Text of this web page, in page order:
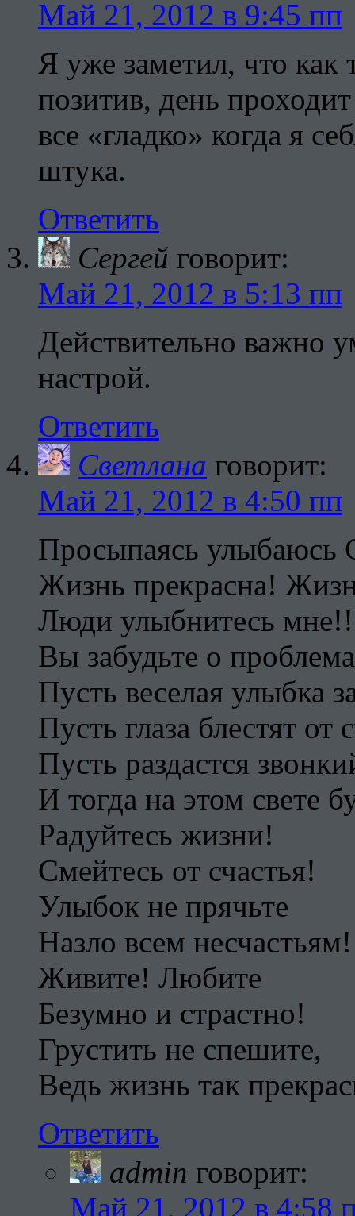
Май 21, 2012 в 9:45 пп
Я уже заметил, что как
позитив, день
все «гладко» когда я
штука.
Ответить
Сергей говорит:
Май 21, 2012 в 5:13 пп
Действительно важно
настрой.
Ответить
Светлана говорит:
Май 21, 2012 в 4:50 пп
Просыпаясь улыбаюсь
Жизнь прекрасна!
Люди улыбнитесь
Вы забудьте о
Пусть веселая улыбка
Пусть глаза блестят от
Пусть раздастся
И тогда на этом свете
Радуйтесь жизни!
Смейтесь от счастья!
Улыбок не прячьте
Назло всем несчастьям!
Живите! Любите
Безумно и страстно!
Грустить не спешите,
Ведь жизнь так
Ответить
admin говорит:
Май 21, 2012 в 4:58